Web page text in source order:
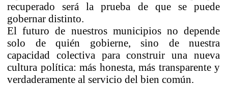
recuperado será la prueba de que se puede
gobernar distinto.
El futuro de nuestros municipios no depende
solo de quién gobierne, sino de nuestra
capacidad colectiva para construir una nueva
cultura política: más honesta, más transparente y
verdaderamente al servicio del bien común.